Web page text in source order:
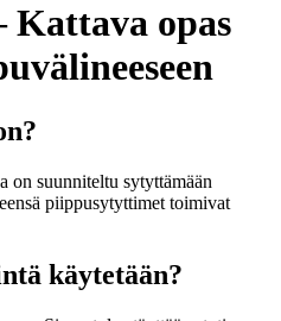
opas
on suunniteltu sytyttämään
piippusytyttimet toimivat
käytetään?